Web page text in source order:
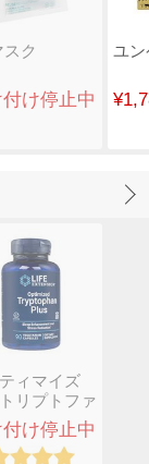
ク
け停止中
ユ
ィマイズ
リプトファ
スけ停止中